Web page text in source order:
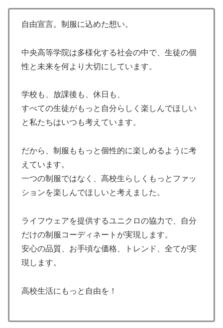
自由宣言。制服に込めた想い。
中央高等学院は多様化する社会の中で、生徒の個
性と未来を何より大切にしています。
学校も、放課後も、休日も、
すべての生徒がもっと自分らしく楽しんでほしい
と私たちはいつも考えています。
だから、制服ももっと個性的に楽しめるように考
えています。
一つの制服ではなく、高校生らしくもっとファッ
ションを楽しんでほしいと考えました。
ライフウェアを提供するユニクロの協力で、自分
だけの制服コーディネートが実現します。
安心の品質、お手頃な価格、トレンド、全てが実
現します。
高校生活にもっと自由を！